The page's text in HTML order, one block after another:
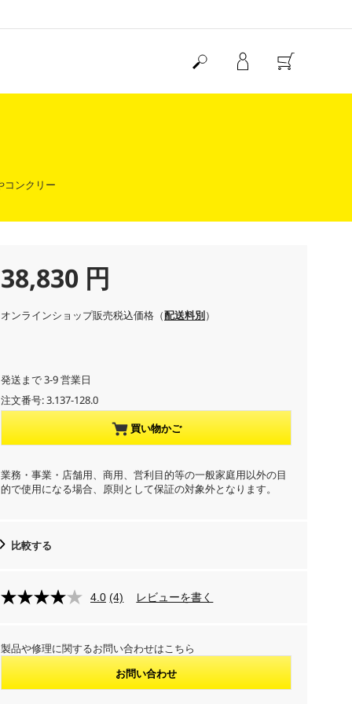
コンクリー
C
u
r
e
n
t
r
o
d
u
c
38,830 円
オンラインショップ販売税込価格（配送料別）
発送まで 3-9 営業日
注文番号:3.137-128.0
買い物かご
業務・事業・店舗用、商用、営利目的等の一般家庭用以外の目
的で使用になる場合、原則として保証の対象外となります。
比較する
4.0 (4) レビューを書く
製品や修理に関するお問い合わせはこちら
お問い合わせ